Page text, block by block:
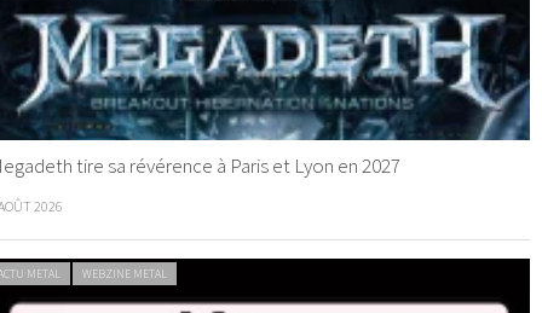
tire sa révérence à Paris et Lyon en 2027
2026
METAL WEBZINE METAL